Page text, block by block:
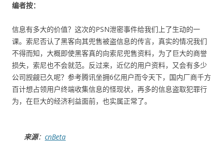
编者按：
信息有多大的价值？这次的PSN泄密事件给我们上了生动的一
课。索尼否认了黑客向其兜售被盗信息的传言，真实的情况我们
不得而知，大概即使黑客真的向索尼兜售资料，为了巨大的商誉
损失，索尼也不会就范。反过来，近亿的用户资料，又会有多少
公司觊觎已久呢？参考腾讯坐拥6亿用户而令天下，国内厂商千方
百计想占领用户终端收集信息的怪现状，再多的信息盗取犯罪行
为，在巨大的经济利益面前，也实属正常了。
来源： cnBeta